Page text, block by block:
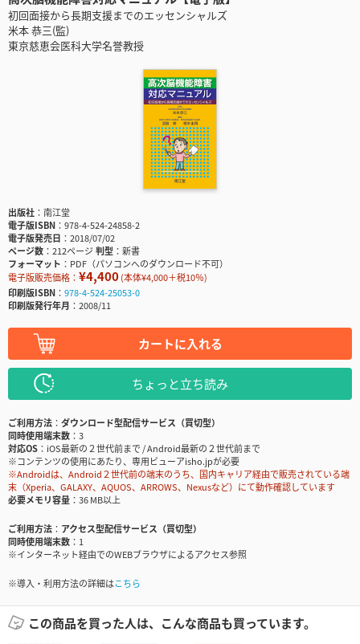
初回面接から長期支援までのエッセンシャルズ
米本 恭三(監)
東京慈恵会医科大学名誉教授
出版社
南江堂
電子版ISBN
978-4-524-24858-2
電子版発売日
2018/07/02
ページ数
212ページ判型
新書
フォーマット
PDF（パソコンへのダウンロード不可）
電子版販売価格： ¥4,400(本体¥4,000＋税10％)
印刷版ISBN
978-4-524-25053-0
印刷版発行年月
2008/11
カートに入れる
ちょっと立ち読み
ご利用方法
ダウンロード型配信サービス（買切型）
同時使用端末数
3
対応OS
iOS最新の２世代前まで / Android最新の２世代前まで
※コンテンツの使用にあたり、専用ビューアisho.jpが必要
※Androidは、Android２世代前の端末のうち、国内キャリア経由で販売されている端
末（Xperia、GALAXY、AQUOS、ARROWS、Nexusなど）にて動作確認しています
必要メモリ容量
36 MB以上
ご利用方法
アクセス型配信サービス（買切型）
同時使用端末数
1
※インターネット経由でのWEBブラウザによるアクセス参照
※導入・利用方法の詳細はこちら
この商品を買った人は、こんな商品も買っています。